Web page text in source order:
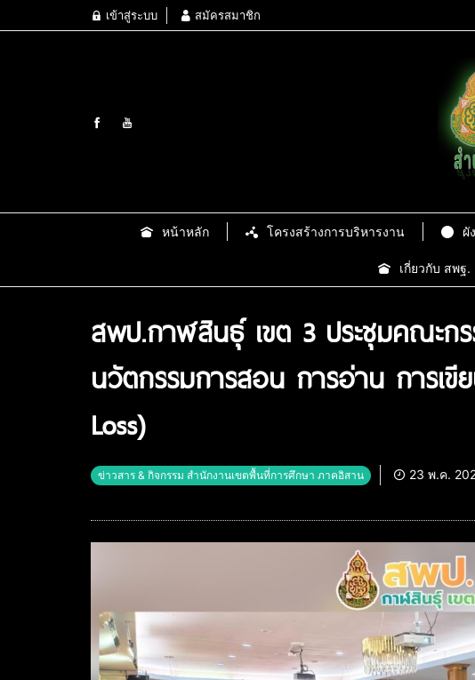
เข้าสู่ระบบ สมัครสมาชิก
หน้าหลัก โครงสร้างการบริหารงาน ผั
เกี่ยวกับ สพฐ.
สพป.กาฬสินธุ์ เขต 3 ประชุมคณะก
นวัตกรรมการสอน การอ่าน การเขี
Loss)
ข่าวสาร & กิจกรรม สำนักงานเขตพื้นที่การศึกษา ภาคอิสาน 23 พ.ค.